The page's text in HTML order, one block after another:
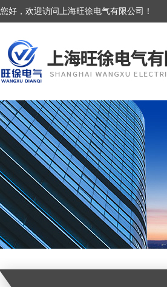
您好，欢迎访问上海旺徐电气有限公司！